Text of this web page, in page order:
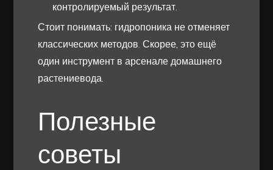
контролируемый результат.
Стоит понимать: гидропоника не отменяет
классических методов. Скорее, это ещё
один инструмент в арсенале домашнего
растениевода.
Полезные
советы